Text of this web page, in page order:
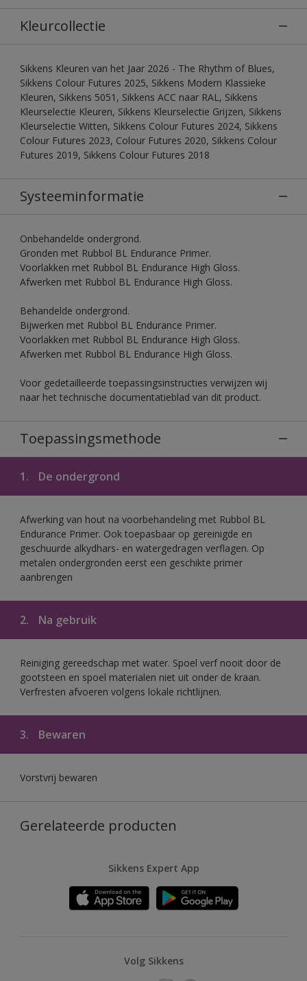
Kleurcollectie
Sikkens Kleuren van het Jaar 2026 - The Rhythm of Blues,
Sikkens Colour Futures 2025, Sikkens Modern Klassieke
Kleuren, Sikkens 5051, Sikkens ACC naar RAL, Sikkens
Kleurselectie Kleuren, Sikkens Kleurselectie Grijzen, Sikkens
Kleurselectie Witten, Sikkens Colour Futures 2024, Sikkens
Colour Futures 2023, Colour Futures 2020, Sikkens Colour
Futures 2019, Sikkens Colour Futures 2018
Systeeminformatie
Onbehandelde ondergrond.
Gronden met Rubbol BL Endurance Primer.
Voorlakken met Rubbol BL Endurance High Gloss.
Afwerken met Rubbol BL Endurance High Gloss.
Behandelde ondergrond.
Bijwerken met Rubbol BL Endurance Primer.
Voorlakken met Rubbol BL Endurance High Gloss.
Afwerken met Rubbol BL Endurance High Gloss.
Voor gedetailleerde toepassingsinstructies verwijzen wij
naar het technische documentatieblad van dit product.
Toepassingsmethode
1. De ondergrond
Afwerking van hout na voorbehandeling met Rubbol BL
Endurance Primer. Ook toepasbaar op gereinigde en
geschuurde alkydhars- en watergedragen verflagen. Op
metalen ondergronden eerst een geschikte primer
aanbrengen
2. Na gebruik
Reiniging gereedschap met water. Spoel verf nooit door de
gootsteen en spoel materialen niet uit onder de kraan.
Verfresten afvoeren volgens lokale richtlijnen.
3. Bewaren
Vorstvrij bewaren
Gerelateerde producten
Sikkens Expert App
Volg Sikkens